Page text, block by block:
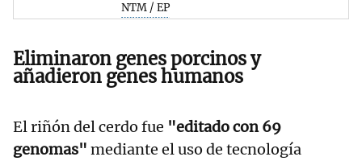
NTM / EP
Eliminaron genes porcinos y
añadieron genes humanos
El riñón del cerdo fue "editado con 69
genomas" mediante el uso de tecnología